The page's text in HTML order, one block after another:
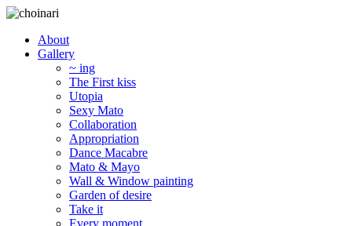
About
Gallery
~ ing
The First kiss
Utopia
Sexy Mato
Collaboration
Appropriation
Dance Macabre
Mato & Mayo
Wall & Window painting
Garden of desire
Take it
Every moment